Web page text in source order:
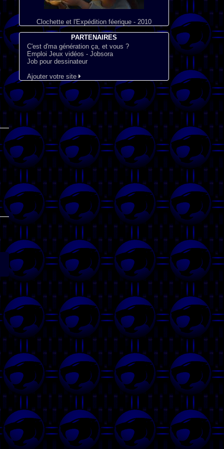
Clochette et l'Expédition féerique - 2010
PARTENAIRES
C'est d'ma génération ça, et vous ?
Emploi Jeux vidéos - Jobsora
Job pour dessinateur
Ajouter votre site